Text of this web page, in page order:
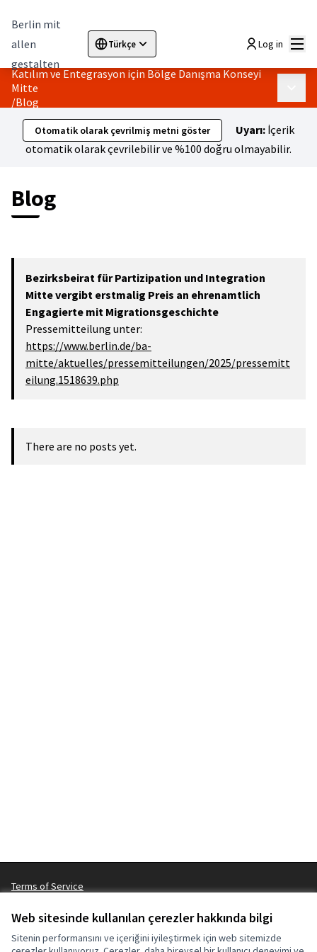
Web sitesinde kullanılan çerezler hakkında bilgi
Sitenin performansını ve içeriğini iyileştirmek için web sitemizde
Berlin mit
allen
gestalten
Türkçe
Sprache wählen Elegir el idioma
Log in
Katılım ve Entegrasyon için Bölge Danışma Konseyi
Mitte
/Blog
Otomatik olarak çevrilmiş metni göster Uyarı: İçerik
otomatik olarak çevrilebilir ve %100 doğru olmayabilir.
Blog
Bezirksbeirat für Partizipation und Integration
Mitte vergibt erstmalig Preis an ehrenamtlich
Engagierte mit Migrationsgeschichte
Pressemitteilung unter:
https://www.berlin.de/ba-
mitte/aktuelles/pressemitteilungen/2025/pressemitt
eilung.1518639.php
There are no posts yet.
Terms of Service